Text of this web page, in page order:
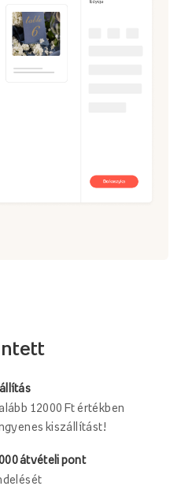
12000 Ft értékben
kiszállítást!
átvételi pont